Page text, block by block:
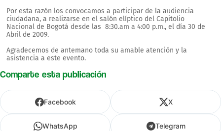
Por esta razón los convocamos a participar de la audiencia
ciudadana, a realizarse en el salón elíptico del Capitolio
Nacional de Bogotá desde las 8:30.am a 4:00 p.m., el día 30 de
Abril de 2009.
Agradecemos de antemano toda su amable atención y la
asistencia a este evento.
Comparte esta publicación
Facebook X
WhatsApp Telegram